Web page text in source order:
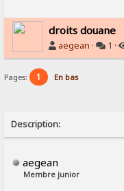
droits douane
aegean · 1 ·
Pages: 1 En bas
Description:
aegean
Membre junior